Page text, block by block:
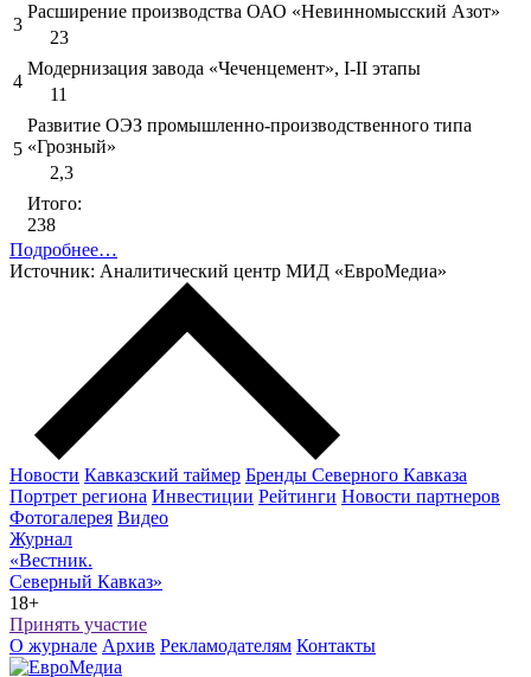
3
Расширение производства ОАО «Невинномысский Азот»
23
4
Модернизация завода «Чеченцемент», I-II этапы
11
5
Развитие ОЭЗ промышленно-производственного типа
«Грозный»
2,3
Итого:
238
Подробнее…
Источник: Аналитический центр МИД «ЕвроМедиа»
Новости Кавказский таймер Бренды Северного Кавказа
Портрет региона Инвестиции Рейтинги Новости партнеров
Фотогалерея Видео
Журнал
«Вестник.
Северный Кавказ»
18+
Принять участие
О журнале Архив Рекламодателям Контакты